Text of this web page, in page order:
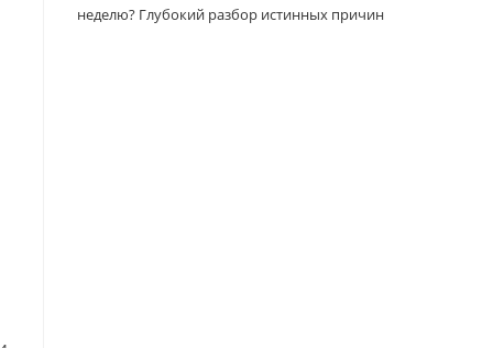
неделю? Глубокий разбор истинных причин